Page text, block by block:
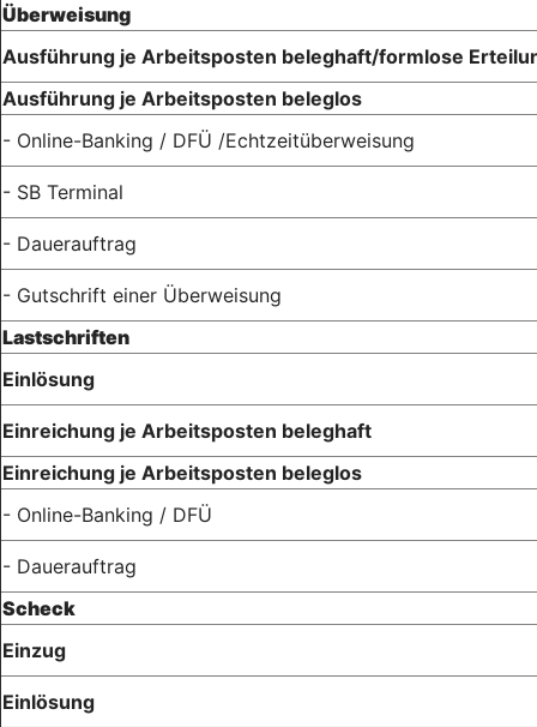
Überweisung
Ausführung je Arbeitsposten beleghaft/formlose
Ausführung je Arbeitsposten beleglos
- Online-Banking / DFÜ /Echtzeitüberweisung
- SB Terminal
- Dauerauftrag
- Gutschrift einer Überweisung
Lastschriften
Einlösung
Einreichung je Arbeitsposten beleghaft
Einreichung je Arbeitsposten beleglos
- Online-Banking / DFÜ
- Dauerauftrag
Scheck
Einzug
Einlösung